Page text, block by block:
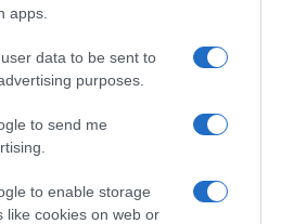
apps.
data to be sent to
purposes.
to send me
to enable storage
like cookies on web or
|
litri
in offerta 6,74€
Sanicat - Lettiera per gatti
agglomerante al Sapone di
Marsiglia | A base di minerali
naturali per garantire il